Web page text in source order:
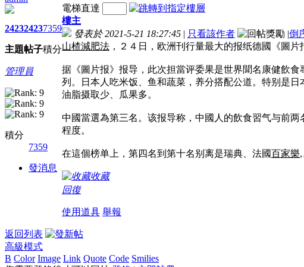
2423
主題
2423
帖子
7359
積分
管理員
積分
7359
發消息
電梯直達
樓主
發表於 2021-5-21 18:27:45 | 只看該作者 |倒
山楂減肥法 ，２４日，欧洲刊行量最大的报纸德國《圖
据《圖片报》报导，此次担當评委果是世界聞名康健飲
列。日本人吃米饭、鱼和蔬菜，养分搭配公道。特别是
油脂摄取少、瓜果多。
中國當選為第三名。该报导称，中國人的飲食習气与前
程度。
在這個榜单上，第四名到第十名别离是瑞典、法國百家樂
收藏
回復
使用道具 舉報
返回列表
高級模式
B Color Image Link Quote Code Smilies